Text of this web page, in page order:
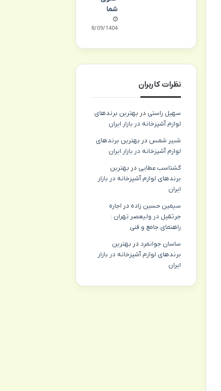
شما
18/09/1404
نظرات کاربران
سهیل راستی در بهترین برندهای
لوازم آشپزخانه در بازار ایران
شبیر شمس در بهترین برندهای
لوازم آشپزخانه در بازار ایران
گشتاسب عطایی در بهترین
برندهای لوازم آشپزخانه در بازار
ایران
سیمین حسین زاده در اجاره
جرثقیل در ولیعصر تهران :
راهنمای جامع و فنی
ساسان جوانمرد در بهترین
برندهای لوازم آشپزخانه در بازار
ایران